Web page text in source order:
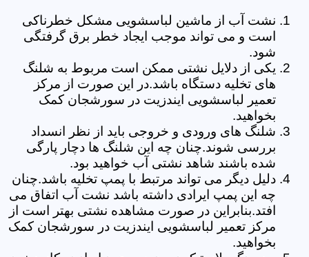
نشت آب از ماشین لباسشویی مشکل خطرناکی
است و می تواند موجب ایجاد خطر برق گرفتگی
شود.
یکی از دلایل نشتی ممکن است مربوط به شلنگ
های تخلیه دستگاه باشد.در این صورت از مرکز
تعمیر لباسشویی ایندزیت در سورشجان کمک
بخواهید.
شلنگ های ورودی و خروجی باید از نظر انسداد
بررسی شوند.چنان چه این شلنگ ها دچار پارگی
شده باشند شاهد نشتی آب خواهید بود.
دلیل دیگر می تواند مرتبط با پمپ تخلیه باشد.چنان
چه این پمپ ایرادی داشته باشد نشت آب اتفاق می
افتد.بنابراین در صورت مشاهده نشتی بهتر است از
مرکز تعمیر لباسشویی ایندزیت در سورشجان کمک
بخواهید.